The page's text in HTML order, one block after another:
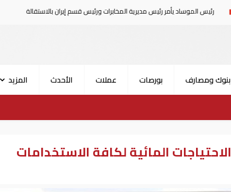
يأمر رئيس مديرية المخابرات ورئيس قسم إيران بالاستقالة
بنوك ومصارف بورصات عملات الأحدث
المزيد
المائية لكافة الاستخدامات